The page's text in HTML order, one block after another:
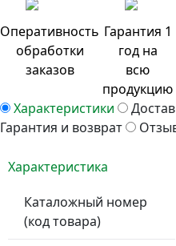
Оперативность
обработки
заказов
Гарантия 1
год на
всю
продукцию
Характеристики
Гарантия и возврат
Характеристика
Каталожный номер
(код товара)